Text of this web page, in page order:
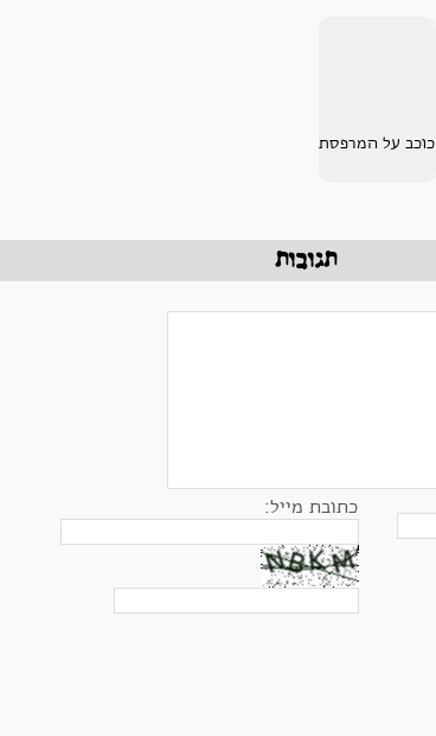
כוכב על המרפסת
תגובות
כתובת מייל: